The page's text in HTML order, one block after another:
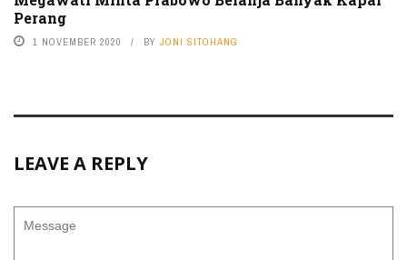
Perang
1 NOVEMBER 2020 BY JONI SITOHANG
LEAVE A REPLY